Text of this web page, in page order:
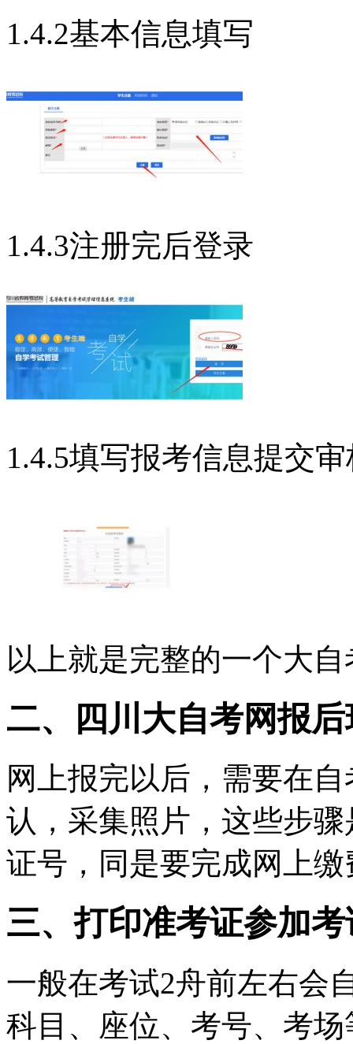
1.4.2基本信息填写
1.4.3注册完后登录
1.4.5填写报考信息提交
以上就是完整的一个大
二、四川大自考网报
网上报完以后，需要在
认，采集照片，这些步
证号，同是要完成网上缴
三、打印准考证参加考
一般在考试2舟前左右会
科目、座位、考号、考